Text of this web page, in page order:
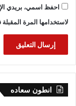
احفظ اسمي، بريدي
لاستخدامها المرة
انطون سعاده